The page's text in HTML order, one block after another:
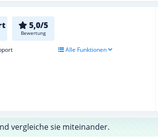
5,0/5
Bewertung
Alle Funktionen
vergleiche sie miteinander.